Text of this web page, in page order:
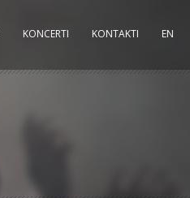
KONCERTI KONTAKTI EN